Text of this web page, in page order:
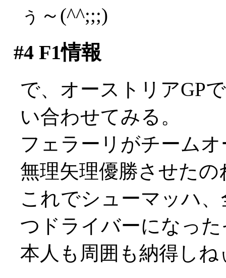
ぅ～(^^;;;)
#4F1情報
で、オーストリアGP
い合わせてみる。
フェラーリがチーム
無理矢理優勝させたの
これでシューマッハ
つドライバーになっ
本人も周囲も納得し